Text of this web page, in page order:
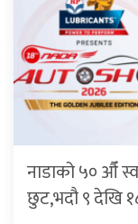
नाडाको ५० औँ
छुट,भदौ ९ देखि